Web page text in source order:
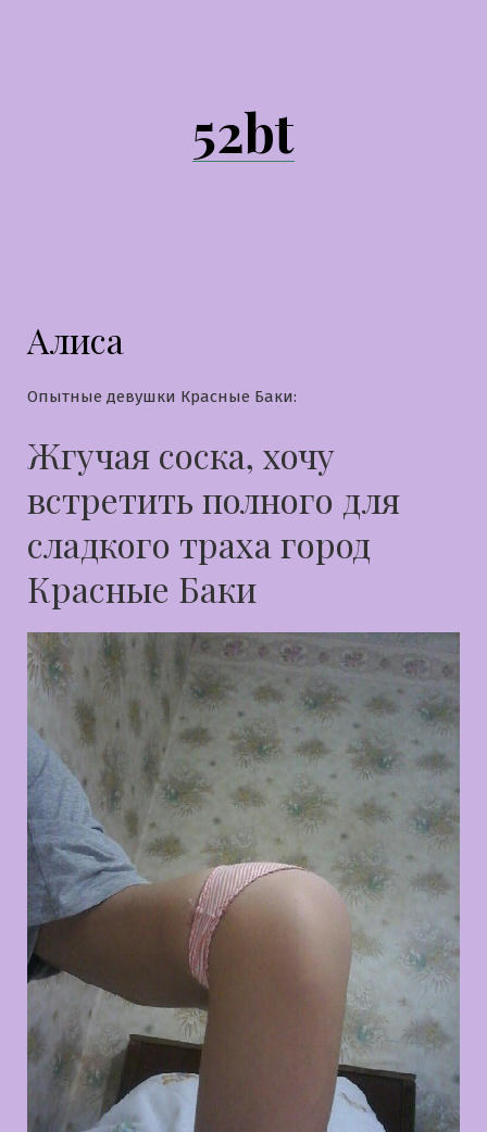
52bt
Алиса
Опытные девушки Красные Баки:
Жгучая соска, хочу
встретить полного для
сладкого траха город
Красные Баки